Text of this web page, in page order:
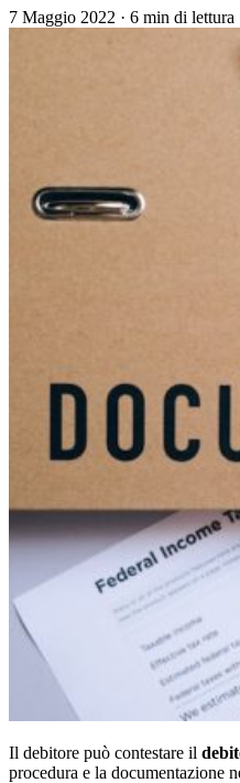
7 Maggio 2022 · 6 min di lettura
Il debitore può contestare il
procedura e la documentazione